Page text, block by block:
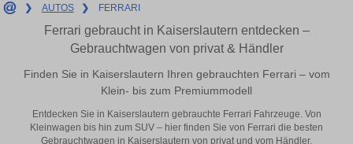
❯ AUTOS ❯ FERRARI
Ferrari gebraucht in Kaiserslautern entdecken –
Gebrauchtwagen von privat & Händler
Finden Sie in Kaiserslautern Ihren gebrauchten Ferrari – vom
Klein- bis zum Premiummodell
Entdecken Sie in Kaiserslautern gebrauchte Ferrari Fahrzeuge. Von
Kleinwagen bis hin zum SUV – hier finden Sie von Ferrari die besten
Gebrauchtwagen in Kaiserslautern von privat und vom Händler.